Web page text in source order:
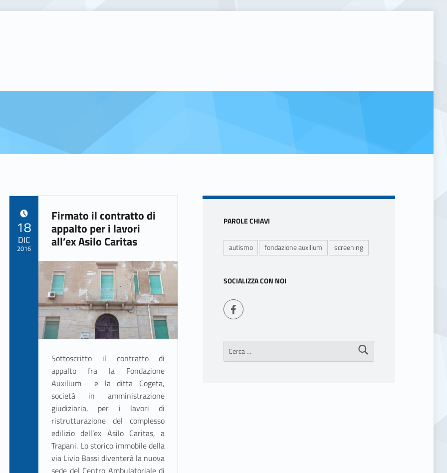
Firmato il contratto di
appalto per i lavori
all’ex Asilo Caritas
Sottoscritto il contratto di
appalto fra la Fondazione
Auxilium e la ditta Cogeta,
società in amministrazione
giudiziaria, per i lavori di
ristrutturazione del complesso
edilizio dell’ex Asilo Caritas, a
Trapani. Lo storico immobile della
via Livio Bassi diventerà la nuova
sede del Centro Ambulatoriale di
18
DIC
2016
Sidebar
PAROLE CHIAVI
autismo fondazione auxilium screening
SOCIALIZZA CON NOI
Seguici su Facebook
Ricerca per: